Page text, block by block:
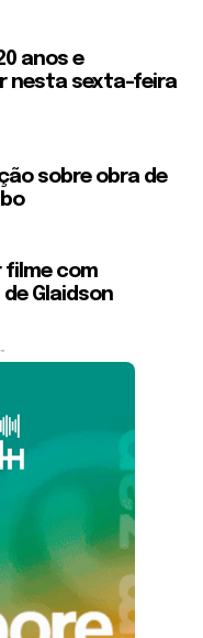
anos e
nesta sexta-feira
sobre obra de
filme com
Glaidson